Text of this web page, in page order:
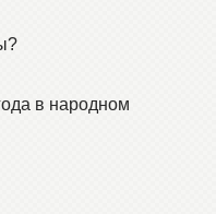
в народном